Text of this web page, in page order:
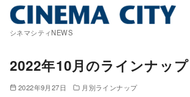
シネマシティNEWS
2022年10月のラインナップ
2022年9月27日 月別ラインナップ